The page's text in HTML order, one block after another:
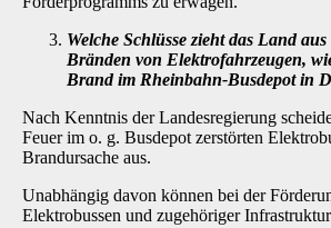
Welche Schlüsse zieht das Land
Bränden von Elektrofahrzeu­gen,
Brand im Rheinbahn-Busdepot in
Nach Kenntnis der Landesregierung
Feuer im o. g. Busdepot zerstör­ten
Brandursache aus.
Unabhängig davon können bei der
Elektrobussen und zugehöriger